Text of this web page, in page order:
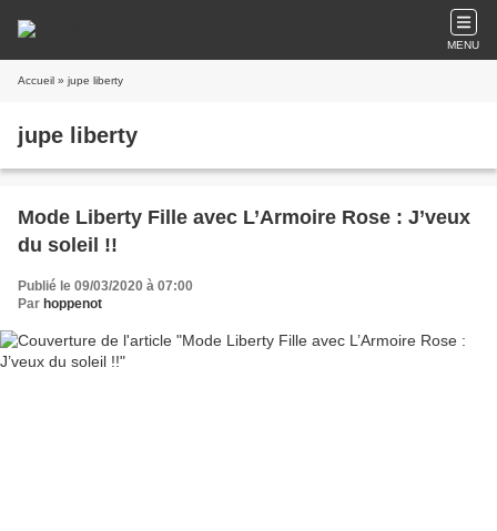
MENU
Accueil » jupe liberty
jupe liberty
Mode Liberty Fille avec L’Armoire Rose : J’veux
du soleil !!
Publié le 09/03/2020 à 07:00
Par hoppenot